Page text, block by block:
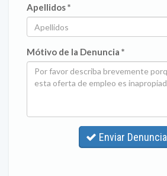
Apellidos *
Mótivo de la Denuncia *
Enviar Denuncia